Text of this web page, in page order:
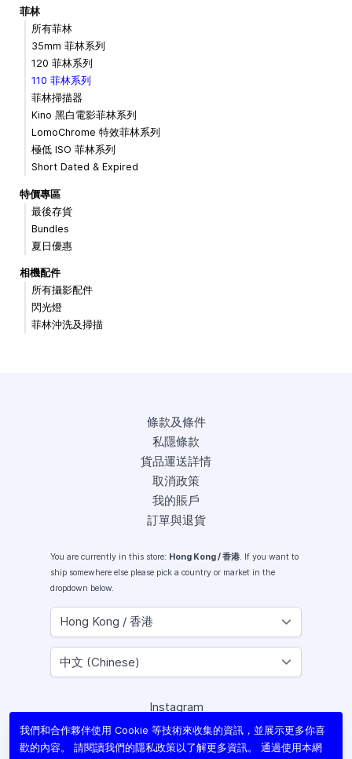
菲林
所有菲林
35mm 菲林系列
120 菲林系列
110 菲林系列
菲林掃描器
Kino 黑白電影菲林系列
LomoChrome 特效菲林系列
極低 ISO 菲林系列
Short Dated & Expired
特價專區
最後存貨
Bundles
夏日優惠
相機配件
所有攝影配件
閃光燈
菲林沖洗及掃描
條款及條件
私隱條款
貨品運送詳情
取消政策
我的賬戶
訂單與退貨
You are currently in this store: Hong Kong / 香港. If you want to
ship somewhere else please pick a country or market in the
dropdown below.
Instagram
Facebook
X (Twitter)
我們和合作夥伴使用 Cookie 等技術來收集的資訊，並展示更多你喜
歡的內容。 請閱讀我們的隱私政策以了解更多資訊。 通過使用本網